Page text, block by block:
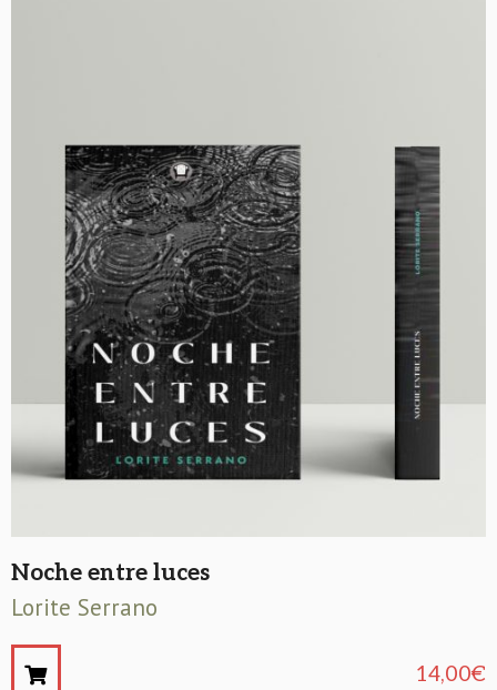
Noche entre luces
Lorite Serrano
14,00€